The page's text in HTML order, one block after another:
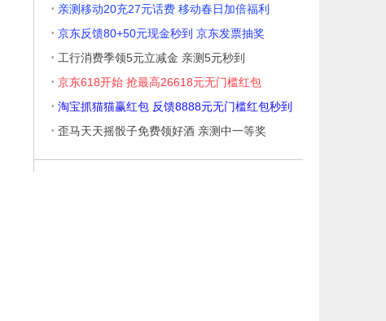
· 亲测移动20充27元话费 移动春日加倍福利
· 京东反馈80+50元现金秒到 京东发票抽奖
· 工行消费季领5元立减金 亲测5元秒到
· 京东618开始 抢最高26618元无门槛红包
· 淘宝抓猫猫赢红包 反馈8888元无门槛红包秒到
· 歪马天天摇骰子免费领好酒 亲测中一等奖